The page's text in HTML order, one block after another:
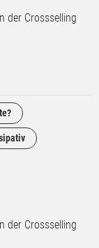
der Crossselling
der Crossselling